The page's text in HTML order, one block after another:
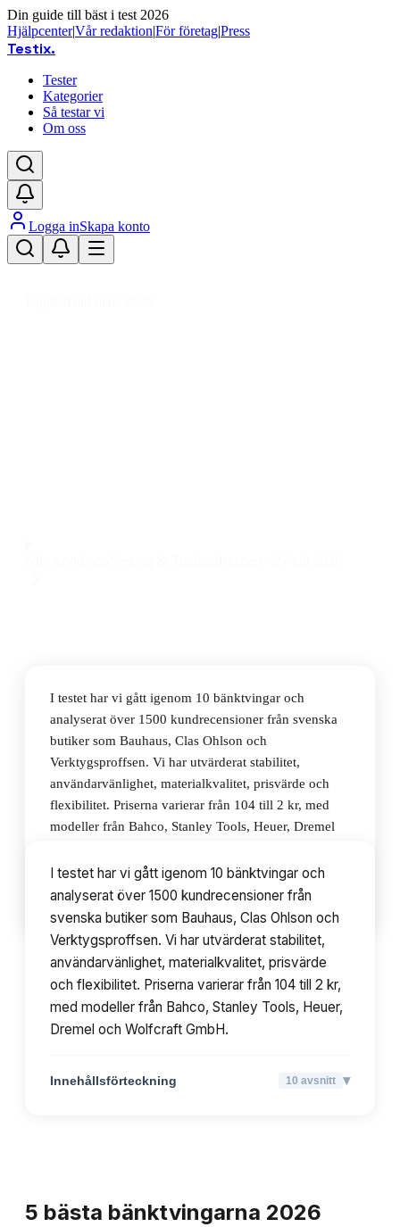
Din guide till bäst i test 2026
Hjälpcenter|Vår redaktion|För företag|Press
Testix.
Tester
Kategorier
Så testar vi
Om oss
Logga inSkapa konto
I testet har vi gått igenom 10 bänktvingar och
analyserat över 1500 kundrecensioner från svenska
butiker som Bauhaus, Clas Ohlson och
Verktygsproffsen. Vi har utvärderat stabilitet,
användarvänlighet, materialkvalitet, prisvärde och
flexibilitet. Priserna varierar från 104 till 2 kr, med
modeller från Bahco, Stanley Tools, Heuer, Dremel
Innehållsförteckning 10avsnitt
I testet har vi gått igenom 10 bänktvingar och
analyserat över 1500 kundrecensioner från
svenska butiker som Bauhaus, Clas Ohlson och
Verktygsproffsen. Vi har utvärderat stabilitet,
användarvänlighet, materialkvalitet, prisvärde
och flexibilitet. Priserna varierar från 104 till 2 kr,
med modeller från Bahco, Stanley Tools, Heuer,
Dremel och Wolfcraft GmbH.
Innehållsförteckning 10 avsnitt ▾
5 bästa bänktvingarna 2026